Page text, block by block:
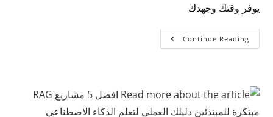
يوفر وقتك وجهدك
Continue Reading